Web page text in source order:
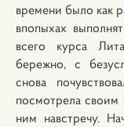
времени было как
впопыхах
всего курса
бережно, с
снова
посмотрела
ним навстречу.